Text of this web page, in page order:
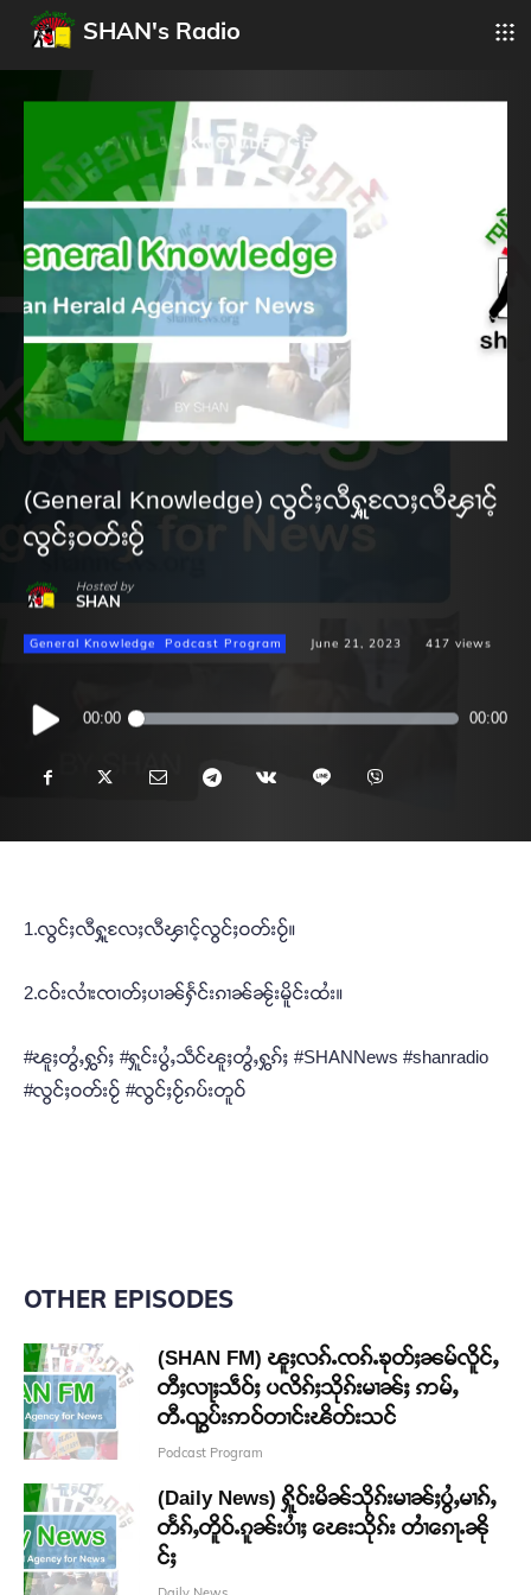
SHAN's Radio
(General Knowledge) လွင်ႈလီႁူ့လႄႈလီၾၢင့်
လွင်ႈဝတ်းဝႂ်
Hosted by
SHAN
General Knowledge Podcast Program June 21, 2023 417 views
Audio
Player
00:00 00:00
1.လွင်ႈလီႁူ့လႄႈလီၾၢင့်လွင်ႈဝတ်းဝႂ်။
2.ငဝ်းလၢႆးၸၢတ်ႈပၢၼ်ႁႅင်းၵၢၼ်ၼႂ်းမိူင်းထႆး။
#ၽူႈတွႆႇႁွၵ်ႈ #ႁူင်းပွႆႇသဵင်ၽူႈတွႆႇႁွၵ်ႈ #SHANNews #shanradio
#လွင်ႈဝတ်းဝႂ် #လွင်ႈဝႂ်ၵပ်းတူဝ်
OTHER EPISODES
(SHAN FM) ၽူႈလၵ်ႉၸၵ်ႉၶုတ်ႈၼမ်လိူင်ႇ
တီႈလႃႈသဵဝ်ႈ ပလိၵ်ႈသိုၵ်းမၢၼ်ႈ ဢမ်ႇ
တီႉၺွပ်းဢဝ်တၢင်းၽိတ်းသင်
Podcast Program
(Daily News) ႁိူဝ်းမိၼ်သိုၵ်းမၢၼ်ႈပွႆႇမၢၵ်ႇ
တႅၵ်ႇတိူဝ်ႉၵူၼ်းပၢႆႈ ၽေးသိုၵ်း တၢႆၵေႃႉၼို
င်ႈ